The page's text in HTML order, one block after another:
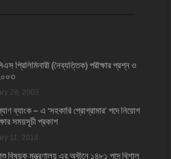
প্রি‌লি‌মিনারী (নৈব্যত্তিক) পরীক্ষার প্রশ্ন ও
28, 2003
ব্যাংক – এ ‘সহকারি প্রোগ্রামার’ পদে নিয়োগ
সময়সূচী প্রকাশ
11, 2018
বিষয়ক মন্ত্রণালয় এর অধীনে ১৪৮১ পদে বিশাল